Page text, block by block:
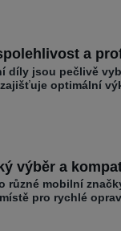
a
díly jsou pečlivě
optimální
výběr a
různé mobilní
místě pro rychlé